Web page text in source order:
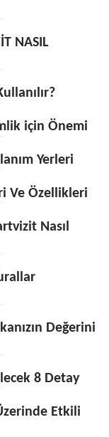
NASIL
için Önemi
Yerleri
Ve Özellikleri
Nasıl
Değerini
8 Detay
Etkili